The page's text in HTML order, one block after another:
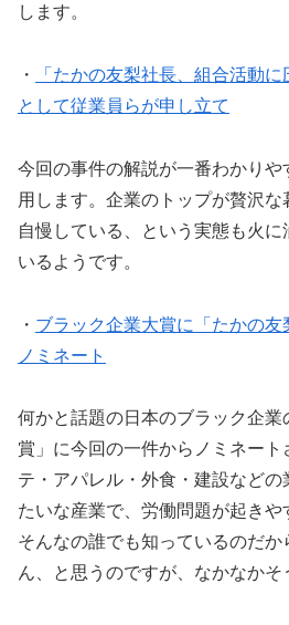
します。
・
「たかの友梨社長、組合活動
として従業員らが申し立て
今回の事件の解説が一番わかりや
用します。企業のトップが贅沢
自慢している、という実態も火
いるようです。
・ ブラック企業大賞に「たかの
ノミネート
何かと話題の日本のブラック企
賞」に今回の一件からノミネート
テ・アパレル・外食・建設など
たいな産業で、労働問題が起きや
そんなの誰でも知っているのだ
ん、と思うのですが、なかなかそ